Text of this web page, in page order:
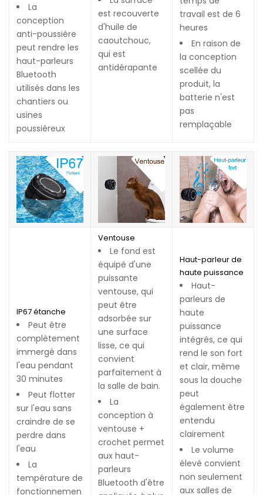
La
conception
anti-poussière
peut rendre les
haut-parleurs
Bluetooth
utilisés dans les
chantiers ou
usines
poussiéreux
est recouverte
d'huile de
caoutchouc,
qui est
antidérapante
travail est de 6
heures
En raison de
la conception
scellée du
produit, la
batterie n'est
pas
remplaçable
IP67 étanche
Peut être
complètement
immergé dans
l'eau pendant
30 minutes
Peut flotter
sur l'eau sans
craindre de se
perdre dans
l'eau
La
température de
fonctionnemen
Ventouse
Le fond est
équipé d'une
puissante
ventouse, qui
peut être
adsorbée sur
une surface
lisse, ce qui
convient
parfaitement à
la salle de bain.
La
conception à
ventouse +
crochet permet
aux haut-
parleurs
Bluetooth d'être
Haut-parleur de
haute puissance
Haut-
parleurs de
haute
puissance
intégrés, ce qui
rend le son fort
et clair, même
sous la douche
peut
également être
entendu
clairement
Le volume
élevé convient
non seulement
aux salles de